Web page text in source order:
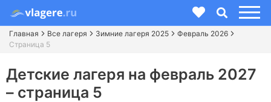
Главная Все лагеря Зимние лагеря 2025
Февраль 2026
Страница 5
Детские лагеря на февраль 2027
– страница 5